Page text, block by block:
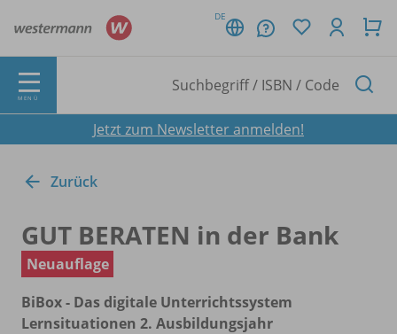
DE
MENÜ
Jetzt zum Newsletter anmelden!
Zurück
GUT BERATEN in der Bank
Neuauflage
BiBox - Das digitale Unterrichtssystem
Lernsituationen 2. Ausbildungsjahr